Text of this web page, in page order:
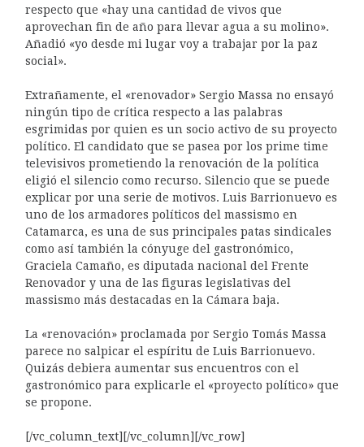
respecto que «hay una cantidad de vivos que
aprovechan fin de año para llevar agua a su molino».
Añadió «yo desde mi lugar voy a trabajar por la paz
social».
Extrañamente, el «renovador» Sergio Massa no ensayó
ningún tipo de crítica respecto a las palabras
esgrimidas por quien es un socio activo de su proyecto
político. El candidato que se pasea por los prime time
televisivos prometiendo la renovación de la política
eligió el silencio como recurso. Silencio que se puede
explicar por una serie de motivos. Luis Barrionuevo es
uno de los armadores políticos del massismo en
Catamarca, es una de sus principales patas sindicales
como así también la cónyuge del gastronómico,
Graciela Camaño, es diputada nacional del Frente
Renovador y una de las figuras legislativas del
massismo más destacadas en la Cámara baja.
La «renovación» proclamada por Sergio Tomás Massa
parece no salpicar el espíritu de Luis Barrionuevo.
Quizás debiera aumentar sus encuentros con el
gastronómico para explicarle el «proyecto político» que
se propone.
[/vc_column_text][/vc_column][/vc_row]